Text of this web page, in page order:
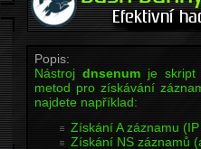
Popis:
Nástroj dnsenum je skript
metod pro získávání
najdete například:
Získání A záznamu
Získání NS záznamů